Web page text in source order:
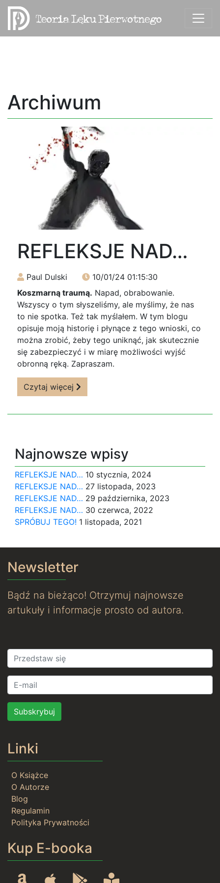
Archiwum
REFLEKSJE NAD…
Paul Dulski
10/01/24 01:15:30
Koszmarną traumą. Napad, obrabowanie.
Wszyscy o tym słyszeliśmy, ale myślimy, że nas
to nie spotka. Też tak myślałem. W tym blogu
opisuje moją historię i płynące z tego wnioski, co
można zrobić, żeby tego uniknąć, jak skutecznie
się zabezpieczyć i w miarę możliwości wyjść
obronną ręką. Zapraszam.
Czytaj więcej
Najnowsze wpisy
REFLEKSJE NAD… 10 stycznia, 2024
REFLEKSJE NAD… 27 listopada, 2023
REFLEKSJE NAD… 29 października, 2023
REFLEKSJE NAD… 30 czerwca, 2022
SPRÓBUJ TEGO! 1 listopada, 2021
Newsletter
Bądź na bieżąco! Otrzymuj najnowsze
artukuły i informacje prosto od autora.
Subskrybuj
Linki
O Książce
O Autorze
Blog
Regulamin
Polityka Prywatności
Kup E-booka
Amazon Apple Google PlayRideró